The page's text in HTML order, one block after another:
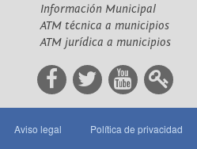
Información Municipal
ATM técnica a municipios
ATM jurídica a municipios
Aviso legal Política de privacidad